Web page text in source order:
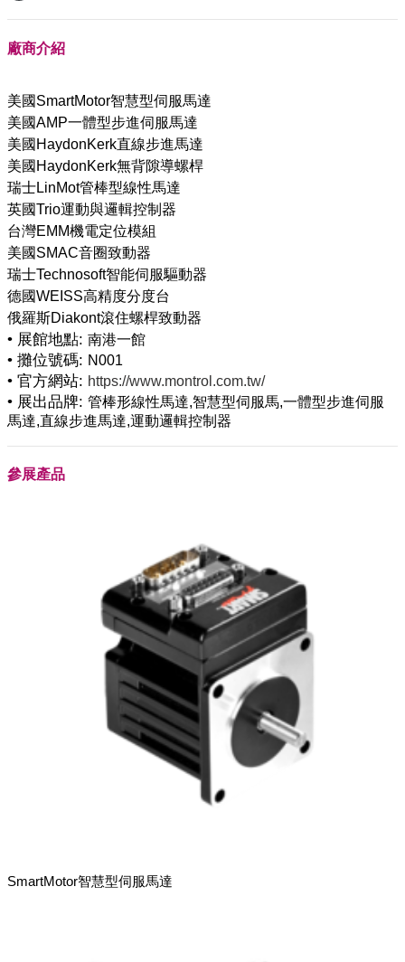
廠商介紹
美國SmartMotor智慧型伺服馬達
美國AMP一體型步進伺服馬達
美國HaydonKerk直線步進馬達
美國HaydonKerk無背隙導螺桿
瑞士LinMot管棒型線性馬達
英國Trio運動與邏輯控制器
台灣EMM機電定位模組
美國SMAC音圈致動器
瑞士Technosoft智能伺服驅動器
德國WEISS高精度分度台
• 展館地點: 南港一館
• 攤位號碼: N001
• 官方網站: https://www.montrol.com.tw/
• 展出品牌: 管棒形線性馬達,智慧型伺服馬,一體型步進伺服
馬達,直線步進馬達,運動邏輯控制器
參展產品
SmartMotor智慧型伺服馬達